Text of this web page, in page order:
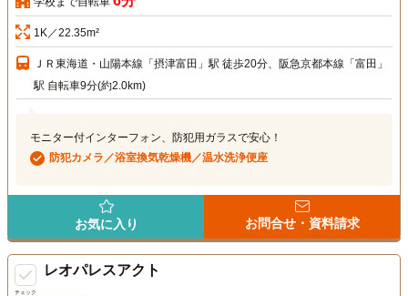
1K／22.35m²
ＪＲ東海道・山陽本線「摂津富田」駅 徒歩20分、阪急京都本線「富田」
駅 自転車9分(約2.0km)
モニター付インターフォン、防犯用ガラスで安心！
防犯カメラ／浴室換気乾燥機／温水洗浄便座
お気に入り お問合せ・資料請求
チェック
レオパレスアクト